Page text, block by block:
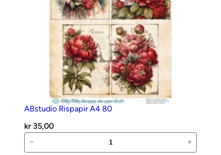
ABstudio Rispapir A4 80
kr 35,00
Rispapir
− +